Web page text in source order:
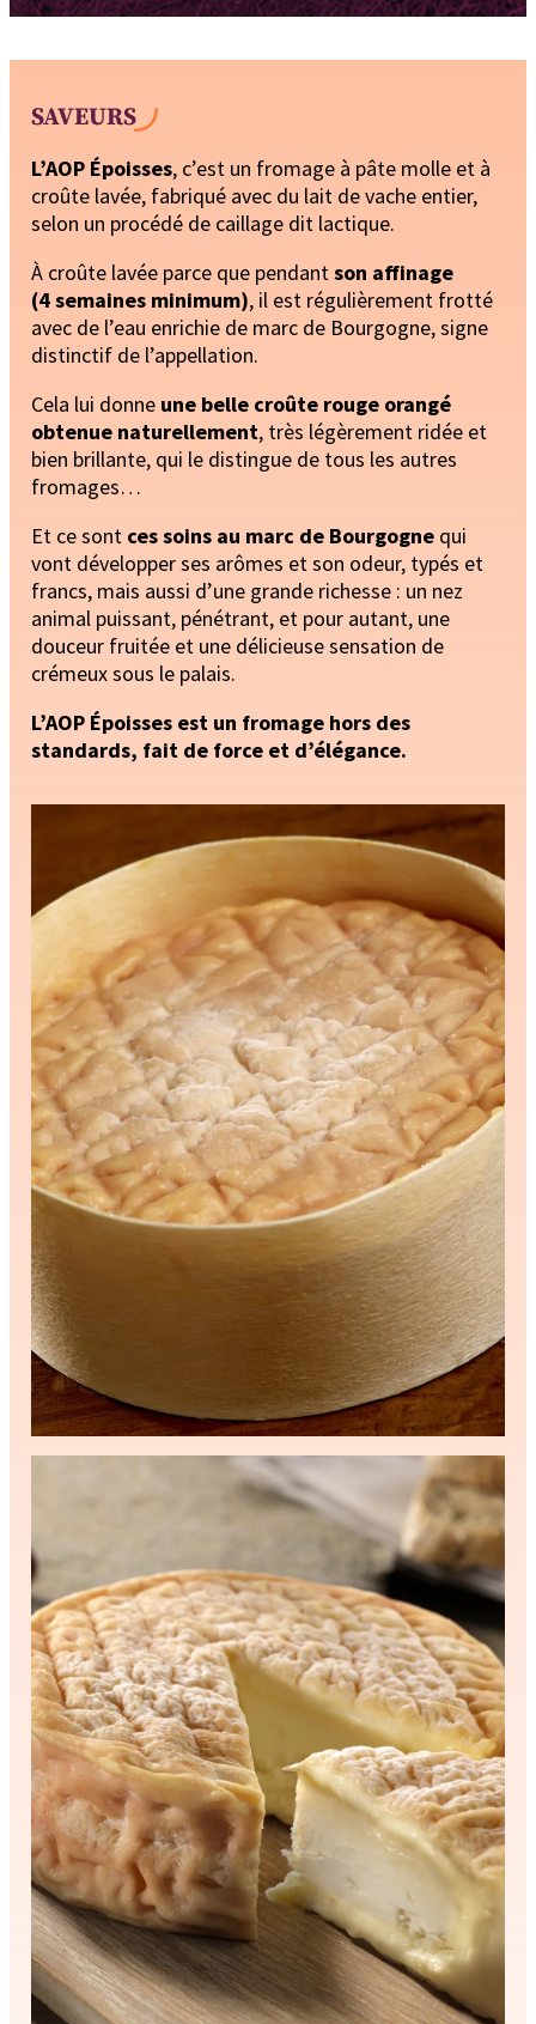
SAVEURS
L’AOP Époisses, c’est un fromage à pâte molle et à
croûte lavée, fabriqué avec du lait de vache entier,
selon un procédé de caillage dit lactique.
À croûte lavée parce que pendant son affinage
(4 semaines minimum), il est régulièrement frotté
avec de l’eau enrichie de marc de Bourgogne, signe
distinctif de l’appellation.
Cela lui donne une belle croûte rouge orangé
obtenue naturellement, très légèrement ridée et
bien brillante, qui le distingue de tous les autres
fromages…
Et ce sont ces soins au marc de Bourgogne qui
vont développer ses arômes et son odeur, typés et
francs, mais aussi d’une grande richesse : un nez
animal puissant, pénétrant, et pour autant, une
douceur fruitée et une délicieuse sensation de
crémeux sous le palais.
L’AOP Époisses est un fromage hors des
standards, fait de force et d’élégance.